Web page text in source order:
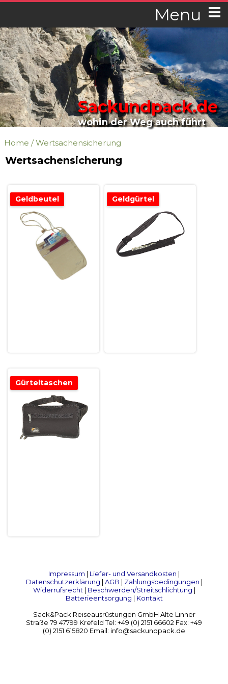
Menu
Sackundpack.de
wohin der Weg auch führt
Home /Wertsachensicherung
Wertsachensicherung
Geldbeutel Geldgürtel
Gürteltaschen
Impressum | Liefer- und Versandkosten |
Datenschutzerklärung | AGB | Zahlungsbedingungen |
Widerrufsrecht| Beschwerden/Streitschlichtung |
Batterieentsorgung | Kontakt
Sack&Pack Reiseausrüstungen GmbH Alte Linner
Straße 79 47799 Krefeld Tel: +49 (0) 2151 66602 Fax: +49
(0) 2151 615820 Email: info@sackundpack.de